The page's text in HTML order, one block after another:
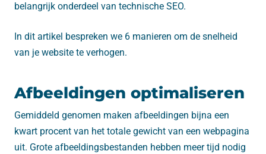
belangrijk onderdeel van technische SEO.
In dit artikel bespreken we 6 manieren om de snelheid
van je website te verhogen.
Afbeeldingen optimaliseren
Gemiddeld genomen maken afbeeldingen bijna een
kwart procent van het totale gewicht van een webpagina
uit. Grote afbeeldingsbestanden hebben meer tijd nodig